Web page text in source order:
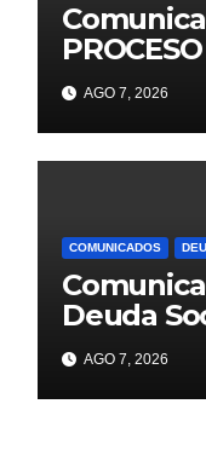
2026
PLAZAS
ETAPA
AGO 7, 2026
COMUNICADOS
Deuda
AGO 7, 2026